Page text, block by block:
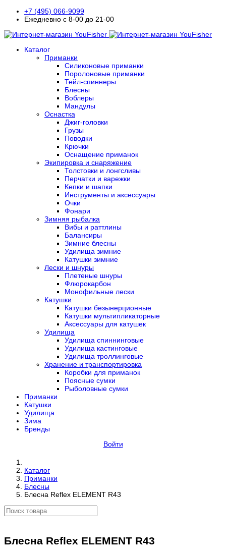
+7 (495) 066-9099
Ежедневно с 8-00 до 21-00
Каталог
Приманки
Силиконовые приманки
Поролоновые приманки
Тейл-спиннеры
Блесны
Воблеры
Мандулы
Оснастка
Джиг-головки
Грузы
Поводки
Крючки
Оснащение приманок
Экипировка и снаряжение
Толстовки и лонгсливы
Перчатки и варежки
Кепки и шапки
Инструменты и аксессуары
Очки
Фонари
Зимняя рыбалка
Вибы и раттлины
Балансиры
Зимние блесны
Удилища зимние
Катушки зимние
Лески и шнуры
Плетеные шнуры
Флюрокарбон
Монофильные лески
Катушки
Катушки безынерционные
Катушки мультипликаторные
Аксессуары для катушек
Удилища
Удилища спиннинговые
Удилища кастинговые
Удилища троллинговые
Хранение и транспортировка
Коробки для приманок
Поясные сумки
Рыболовные сумки
Приманки
Катушки
Удилища
Зима
Бренды
Войти
Каталог
Приманки
Блесны
Блесна Reflex ELEMENT R43
Блесна Reflex ELEMENT R43